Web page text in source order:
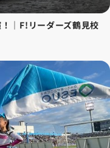
｜F!リーダーズ鶴見校